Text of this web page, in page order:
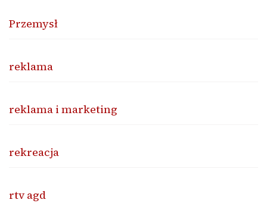
Przemysł
reklama
reklama i marketing
rekreacja
rtv agd